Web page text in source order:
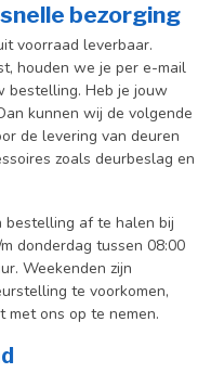
bezorging
voorraad leverbaar.
houden we je per e-mail
bestelling. Heb je jouw
kunnen wij de volgende
de levering van deuren
zoals deurbeslag en
bestelling af te halen bij
donderdag tussen 08:00
Weekenden zijn
te voorkomen,
ons op te nemen.